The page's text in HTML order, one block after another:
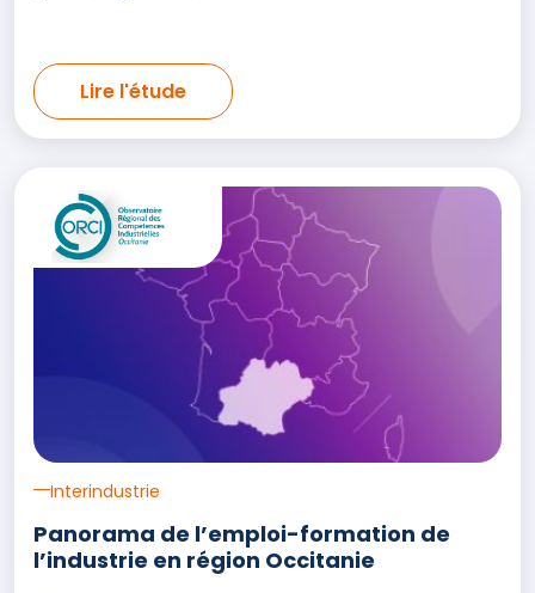
Lire l'étude
Ouvrir le lien externe de l'étude Panorama de l’emploi-
Interindustrie
Panorama de l’emploi-formation de
l’industrie en région Occitanie